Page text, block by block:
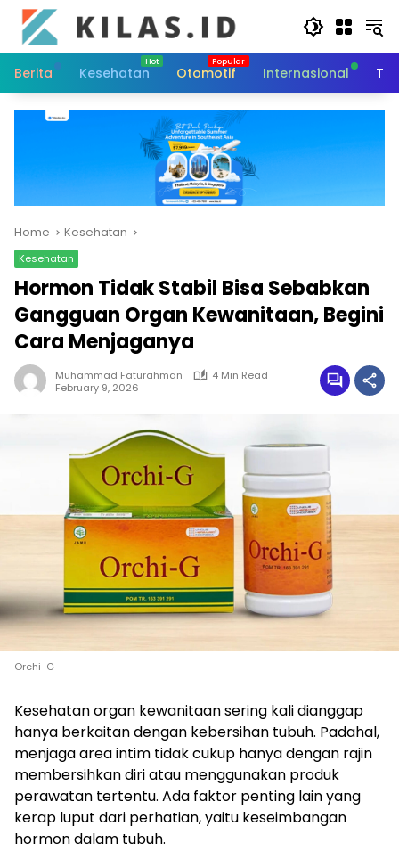
Skip
content
Berita
Kesehatan Otomotif Internasional
Home Kesehatan
Kesehatan
Hormon Tidak Stabil Bisa Sebabkan
Gangguan Organ Kewanitaan, Begini
Cara Menjaganya
Muhammad Faturahman
4 Min Read
February 9, 2026
Orchi-G
Kesehatan organ kewanitaan sering kali dianggap
hanya berkaitan dengan kebersihan tubuh. Padahal,
menjaga area intim tidak cukup hanya dengan rajin
membersihkan diri atau menggunakan produk
perawatan tertentu. Ada faktor penting lain yang
kerap luput dari perhatian, yaitu keseimbangan
hormon dalam tubuh.